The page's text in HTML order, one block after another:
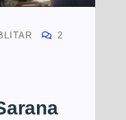
2